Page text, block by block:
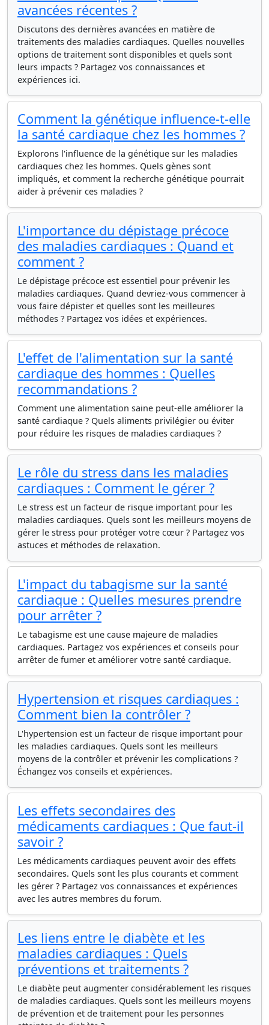
avancées récentes ?
Discutons des dernières avancées en matière de
traitements des maladies cardiaques. Quelles nouvelles
options de traitement sont disponibles et quels sont
leurs impacts ? Partagez vos connaissances et
expériences ici.
Comment la génétique influence-t-elle
la santé cardiaque chez les hommes ?
Explorons l'influence de la génétique sur les maladies
cardiaques chez les hommes. Quels gènes sont
impliqués, et comment la recherche génétique pourrait
aider à prévenir ces maladies ?
L'importance du dépistage précoce
des maladies cardiaques : Quand et
comment ?
Le dépistage précoce est essentiel pour prévenir les
maladies cardiaques. Quand devriez-vous commencer à
vous faire dépister et quelles sont les meilleures
méthodes ? Partagez vos idées et expériences.
L'effet de l'alimentation sur la santé
cardiaque des hommes : Quelles
recommandations ?
Comment une alimentation saine peut-elle améliorer la
santé cardiaque ? Quels aliments privilégier ou éviter
pour réduire les risques de maladies cardiaques ?
Le rôle du stress dans les maladies
cardiaques : Comment le gérer ?
Le stress est un facteur de risque important pour les
maladies cardiaques. Quels sont les meilleurs moyens de
gérer le stress pour protéger votre cœur ? Partagez vos
astuces et méthodes de relaxation.
L'impact du tabagisme sur la santé
cardiaque : Quelles mesures prendre
pour arrêter ?
Le tabagisme est une cause majeure de maladies
cardiaques. Partagez vos expériences et conseils pour
arrêter de fumer et améliorer votre santé cardiaque.
Hypertension et risques cardiaques :
Comment bien la contrôler ?
L'hypertension est un facteur de risque important pour
les maladies cardiaques. Quels sont les meilleurs
moyens de la contrôler et prévenir les complications ?
Échangez vos conseils et expériences.
Les effets secondaires des
médicaments cardiaques : Que faut-il
savoir ?
Les médicaments cardiaques peuvent avoir des effets
secondaires. Quels sont les plus courants et comment
les gérer ? Partagez vos connaissances et expériences
avec les autres membres du forum.
Les liens entre le diabète et les
maladies cardiaques : Quels
préventions et traitements ?
Le diabète peut augmenter considérablement les risques
de maladies cardiaques. Quels sont les meilleurs moyens
de prévention et de traitement pour les personnes